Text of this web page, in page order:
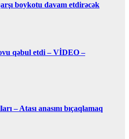
boykotu davam etdirəcək
qəbul etdi – VİDEO –
– Atası anasını bıçaqlamaq